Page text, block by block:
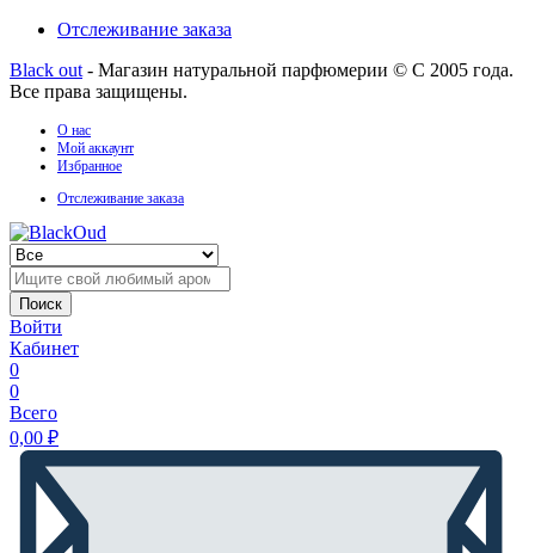
Отслеживание заказа
Black out - Магазин натуральной парфюмерии © С 2005 года.
Все права защищены.
О нас
Мой аккаунт
Избранное
Отслеживание заказа
Поиск
Войти
Кабинет
0
0
Всего
0,00 ₽